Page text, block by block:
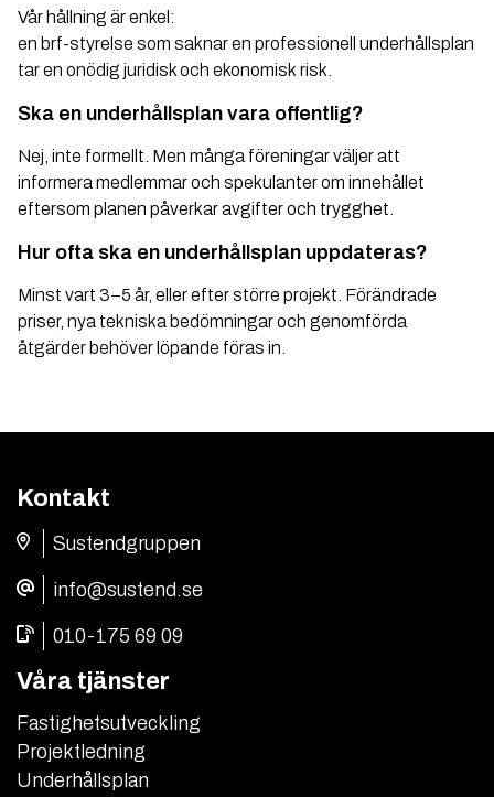
Vår hållning är enkel:
en brf-styrelse som saknar en professionell underhållsplan
tar en onödig juridisk och ekonomisk risk.
Ska en underhållsplan vara offentlig?
Nej, inte formellt. Men många föreningar väljer att
informera medlemmar och spekulanter om innehållet
eftersom planen påverkar avgifter och trygghet.
Hur ofta ska en underhållsplan uppdateras?
Minst vart 3–5 år, eller efter större projekt. Förändrade
priser, nya tekniska bedömningar och genomförda
åtgärder behöver löpande föras in.
Kontakt
Sustendgruppen
info@sustend.se
010-175 69 09
Våra tjänster
Fastighetsutveckling
Projektledning
Underhållsplan